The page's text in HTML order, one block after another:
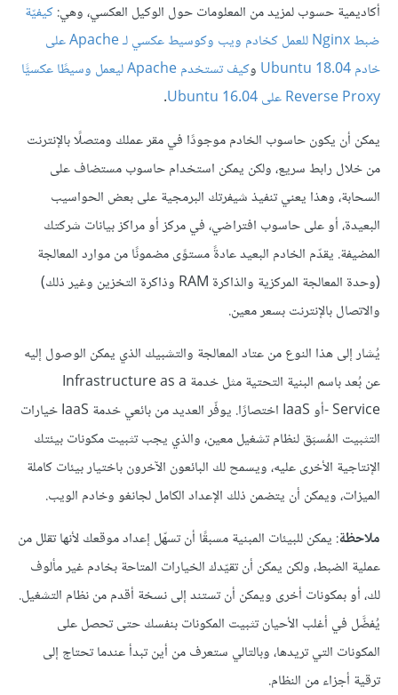
أكاديمية حسوب لمزيد من المعلومات حول الوكيل العكسي، وهي:كيفيّة
ضبط Nginx للعمل كخادم ويب وكوسيط عكسي لـ Apache على
خادم Ubuntu 18.04
و
كيف تستخدم Apache ليعمل وسيطًا عكسيًّا
Reverse Proxy على Ubuntu 16.04
.
يمكن أن يكون حاسوب الخادم موجودًا في مقر عملك ومتصلًا بالإنترنت
من خلال رابط سريع، ولكن يمكن استخدام حاسوب مستضاف على
السحابة، وهذا يعني تنفيذ شيفرتك البرمجية على بعض الحواسيب
البعيدة، أو على حاسوب افتراضي، في مركز أو مراكز بيانات شركتك
المضيفة. يقدّم الخادم البعيد عادةً مستوًى مضمونًا من موارد المعالجة
(وحدة المعالجة المركزية والذاكرة RAM وذاكرة التخزين وغير ذلك)
والاتصال بالإنترنت بسعر معين.
يُشار إلى هذا النوع من عتاد المعالجة والتشبيك الذي يمكن الوصول إليه
عن بُعد باسم البنية التحتية مثل خدمة Infrastructure as a
Service -أو IaaS اختصارًا. يوفّر العديد من بائعي خدمة IaaS خيارات
التثبيت المُسبَق لنظام تشغيل معين، والذي يجب تثبيت مكونات بيئتك
الإنتاجية الأخرى عليه، ويسمح لك البائعون الآخرون باختيار بيئات كاملة
الميزات، ويمكن أن يتضمن ذلك الإعداد الكامل لجانغو وخادم الويب.
ملاحظة: يمكن للبيئات المبنية مسبقًا أن تسهّل إعداد موقعك لأنها تقلل من
عملية الضبط، ولكن يمكن أن تقيّدك الخيارات المتاحة بخادم غير مألوف
لك، أو بمكونات أخرى ويمكن أن تستند إلى نسخة أقدم من نظام التشغيل.
يُفضَّل في أغلب الأحيان تثبيت المكونات بنفسك حتى تحصل على
المكونات التي تريدها، وبالتالي ستعرف من أين تبدأ عندما تحتاج إلى
ترقية أجزاء من النظام.